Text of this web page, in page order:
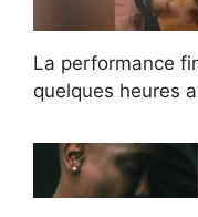
La performance
quelques heures